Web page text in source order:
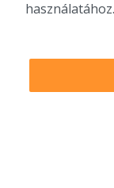
2010-2026
használatához.